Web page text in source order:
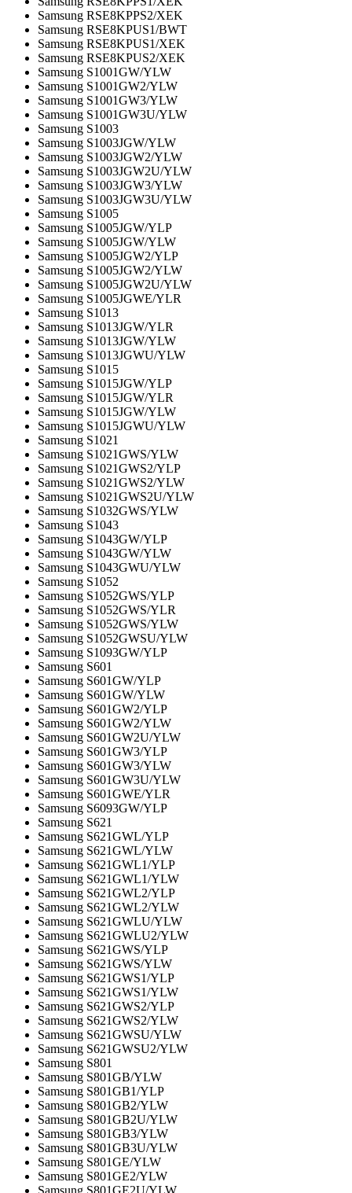
Samsung RSE8KPPS2/XEK
Samsung RSE8KPUS1/BWT
Samsung RSE8KPUS1/XEK
Samsung RSE8KPUS2/XEK
Samsung S1001GW/YLW
Samsung S1001GW2/YLW
Samsung S1001GW3/YLW
Samsung S1001GW3U/YLW
Samsung S1003
Samsung S1003JGW/YLW
Samsung S1003JGW2/YLW
Samsung S1003JGW2U/YLW
Samsung S1003JGW3/YLW
Samsung S1003JGW3U/YLW
Samsung S1005
Samsung S1005JGW/YLP
Samsung S1005JGW/YLW
Samsung S1005JGW2/YLP
Samsung S1005JGW2/YLW
Samsung S1005JGW2U/YLW
Samsung S1005JGWE/YLR
Samsung S1013
Samsung S1013JGW/YLR
Samsung S1013JGW/YLW
Samsung S1013JGWU/YLW
Samsung S1015
Samsung S1015JGW/YLP
Samsung S1015JGW/YLR
Samsung S1015JGW/YLW
Samsung S1015JGWU/YLW
Samsung S1021
Samsung S1021GWS/YLW
Samsung S1021GWS2/YLP
Samsung S1021GWS2/YLW
Samsung S1021GWS2U/YLW
Samsung S1032GWS/YLW
Samsung S1043
Samsung S1043GW/YLP
Samsung S1043GW/YLW
Samsung S1043GWU/YLW
Samsung S1052
Samsung S1052GWS/YLP
Samsung S1052GWS/YLR
Samsung S1052GWS/YLW
Samsung S1052GWSU/YLW
Samsung S1093GW/YLP
Samsung S601
Samsung S601GW/YLP
Samsung S601GW/YLW
Samsung S601GW2/YLP
Samsung S601GW2/YLW
Samsung S601GW2U/YLW
Samsung S601GW3/YLP
Samsung S601GW3/YLW
Samsung S601GW3U/YLW
Samsung S601GWE/YLR
Samsung S6093GW/YLP
Samsung S621
Samsung S621GWL/YLP
Samsung S621GWL/YLW
Samsung S621GWL1/YLP
Samsung S621GWL1/YLW
Samsung S621GWL2/YLP
Samsung S621GWL2/YLW
Samsung S621GWLU/YLW
Samsung S621GWLU2/YLW
Samsung S621GWS/YLP
Samsung S621GWS/YLW
Samsung S621GWS1/YLP
Samsung S621GWS1/YLW
Samsung S621GWS2/YLP
Samsung S621GWS2/YLW
Samsung S621GWSU/YLW
Samsung S621GWSU2/YLW
Samsung S801
Samsung S801GB/YLW
Samsung S801GB1/YLP
Samsung S801GB2/YLW
Samsung S801GB2U/YLW
Samsung S801GB3/YLW
Samsung S801GB3U/YLW
Samsung S801GE/YLW
Samsung S801GE2/YLW
Samsung S801GE2U/YLW